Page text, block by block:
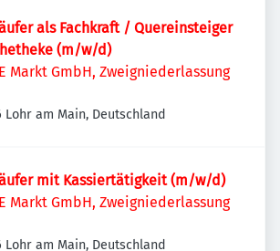
als Fachkraft / Quereinsteiger
(m/w/d)
Markt GmbH, Zweigniederlassung
Lohr am Main, Deutschland
mit Kassiertätigkeit (m/w/d)
Markt GmbH, Zweigniederlassung
Lohr am Main, Deutschland